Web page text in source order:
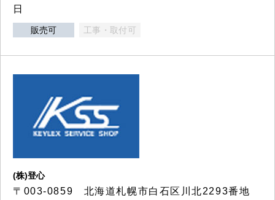
日
販売可 工事・取付可
(株)登心
〒003-0859 北海道札幌市白石区川北2293番地